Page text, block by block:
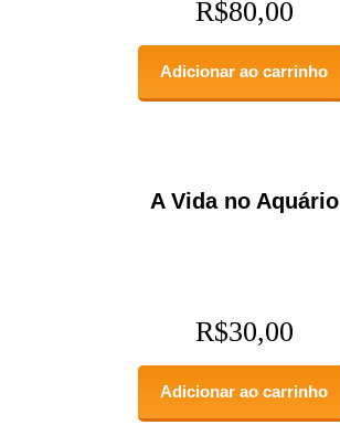
R$80,00
Adicionar ao carrinho
A Vida no Aquário
R$30,00
Adicionar ao carrinho